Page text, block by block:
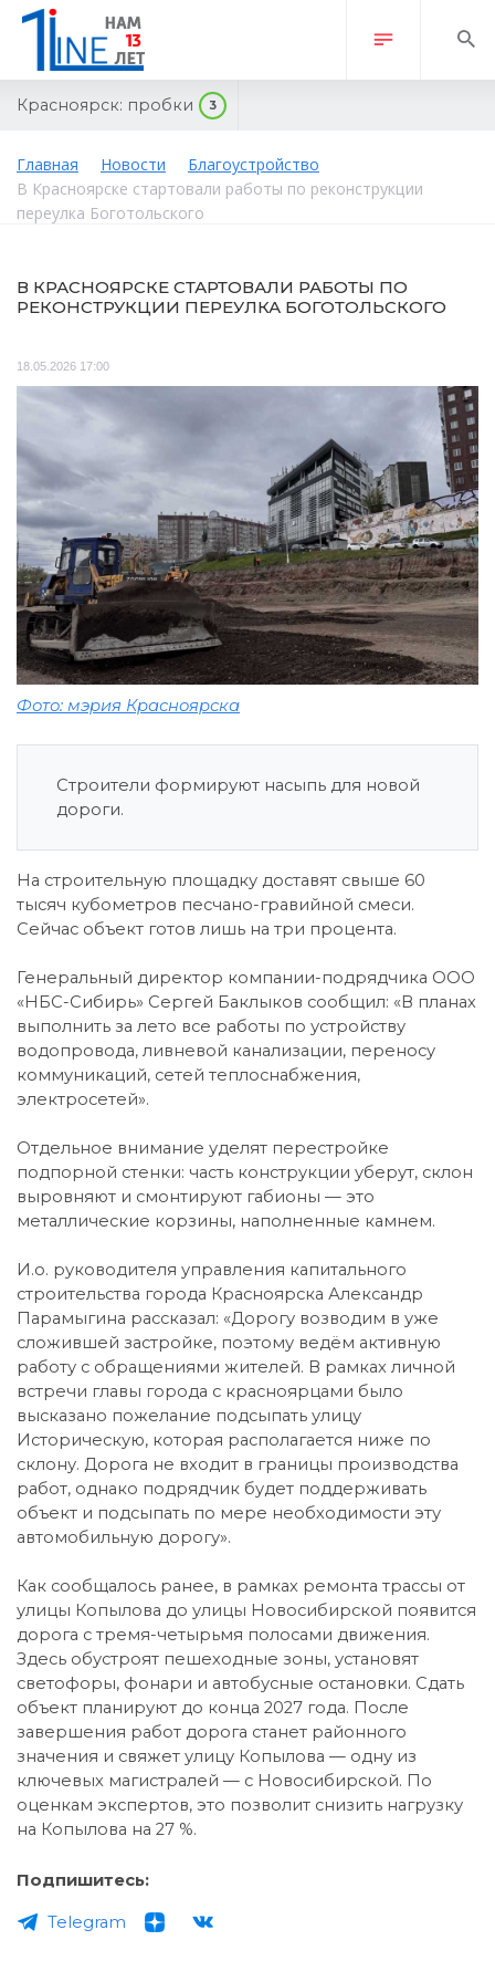
Красноярск: пробки 3
Главная Новости
Благоустройство
В Красноярске стартовали работы по реконструкции
переулка Боготольского
В КРАСНОЯРСКЕ СТАРТОВАЛИ РАБОТЫ ПО
РЕКОНСТРУКЦИИ ПЕРЕУЛКА БОГОТОЛЬСКОГО
18.05.2026 17:00
Фото: мэрия Красноярска
Строители формируют насыпь для новой
дороги.
На строительную площадку доставят свыше 60
тысяч кубометров песчано-гравийной смеси.
Сейчас объект готов лишь на три процента.
Генеральный директор компании-подрядчика ООО
«НБС-Сибирь» Сергей Баклыков сообщил: «В планах
выполнить за лето все работы по устройству
водопровода, ливневой канализации, переносу
коммуникаций, сетей теплоснабжения,
электросетей».
Отдельное внимание уделят перестройке
подпорной стенки: часть конструкции уберут, склон
выровняют и смонтируют габионы — это
металлические корзины, наполненные камнем.
И.о. руководителя управления капитального
строительства города Красноярска Александр
Парамыгина рассказал: «Дорогу возводим в уже
сложившей застройке, поэтому ведём активную
работу с обращениями жителей. В рамках личной
встречи главы города с красноярцами было
высказано пожелание подсыпать улицу
Историческую, которая располагается ниже по
склону. Дорога не входит в границы производства
работ, однако подрядчик будет поддерживать
объект и подсыпать по мере необходимости эту
автомобильную дорогу».
Как сообщалось ранее, в рамках ремонта трассы от
улицы Копылова до улицы Новосибирской появится
дорога с тремя-четырьмя полосами движения.
Здесь обустроят пешеходные зоны, установят
светофоры, фонари и автобусные остановки. Сдать
объект планируют до конца 2027 года. После
завершения работ дорога станет районного
значения и свяжет улицу Копылова — одну из
ключевых магистралей — с Новосибирской. По
оценкам экспертов, это позволит снизить нагрузку
на Копылова на 27 %.
Подпишитесь:
Telegram